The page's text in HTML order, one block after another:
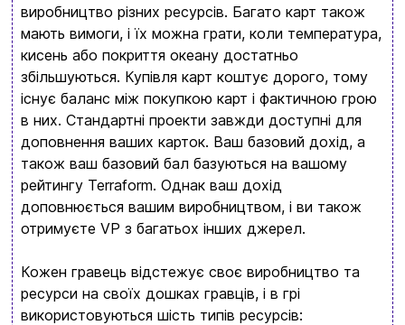
виробництво різних ресурсів. Багато карт також
мають вимоги, і їх можна грати, коли температура,
кисень або покриття океану достатньо
збільшуються. Купівля карт коштує дорого, тому
існує баланс між покупкою карт і фактичною грою
в них. Стандартні проекти завжди доступні для
доповнення ваших карток. Ваш базовий дохід, а
також ваш базовий бал базуються на вашому
рейтингу Terraform. Однак ваш дохід
доповнюється вашим виробництвом, і ви також
отримуєте VP з багатьох інших джерел.
Кожен гравець відстежує своє виробництво та
ресурси на своїх дошках гравців, і в грі
використовуються шість типів ресурсів:
Вхід Реєстрація
Бренди
Доставка та оплата
Новини та статті
Повернення та обмін товарів
Політика конфіденційності
Контакти
Ваш кошик зараз порожній
Перегляньте асортимент нашого магазину і ви
обовʼязково знайдете щось цікавеньке